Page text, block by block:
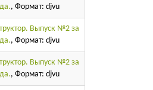
, Формат: djvu
Выпуск №2 за
, Формат: djvu
Выпуск №2 за
, Формат: djvu